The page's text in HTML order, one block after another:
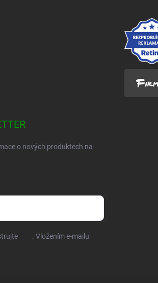
o nových produktech na
. Vložením e-mailu